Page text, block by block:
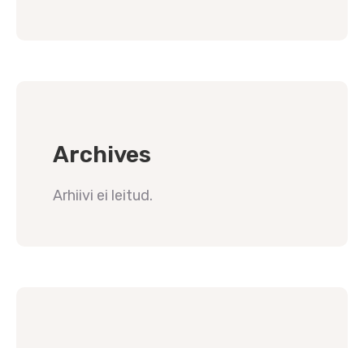
Archives
Arhiivi ei leitud.